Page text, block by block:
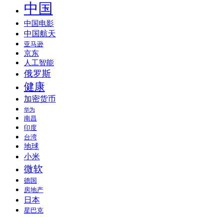
中国
中国电影
中国航天
亚马逊
京东
人工智能
俄罗斯
健康
加密货币
华为
南昌
印度
台湾
地球
小米
微软
德国
房地产
日本
星巴克